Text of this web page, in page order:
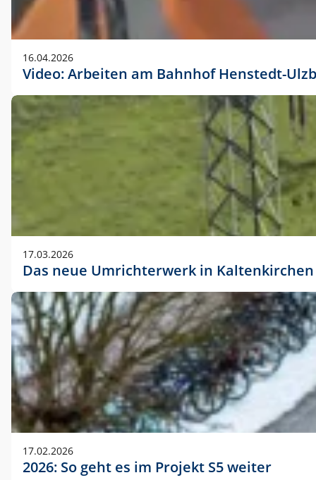
16.04.2026
Video: Arbeiten am Bahnhof Henstedt-
17.03.2026
Das neue Umrichterwerk in Kaltenkirchen
17.02.2026
2026: So geht es im Projekt S5 weiter